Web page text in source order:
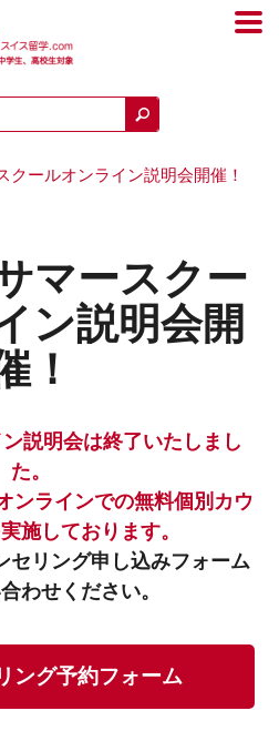
クールオンライン説明会開催！
マースクー
ン説明会開
！
説明会は終了いたしまし
た。
ンラインでの無料個別カウ
施しております。
セリング申し込みフォーム
わせください。
ング予約フォーム